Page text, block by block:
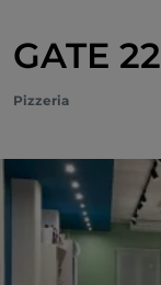
GATE 22
Pizzeria